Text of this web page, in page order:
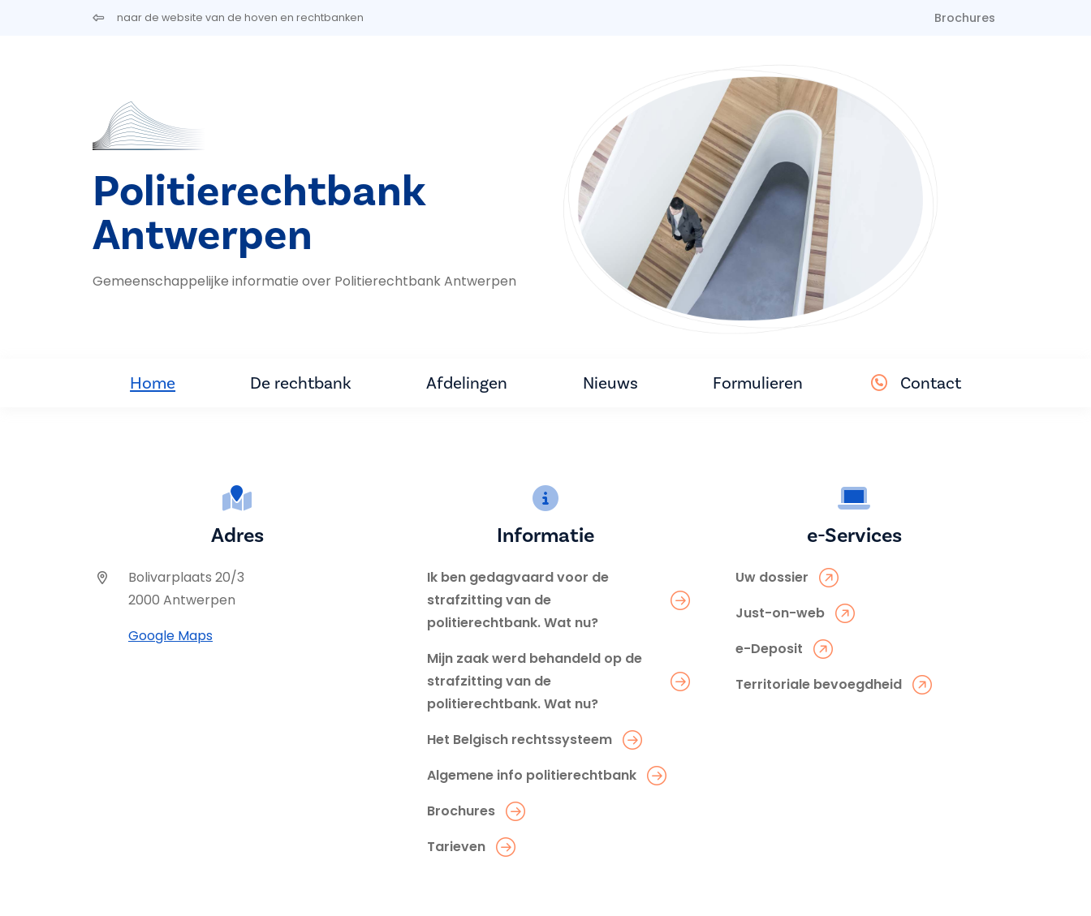
Overslaan en naar de inhoud gaannaar de website van de hoven en rechtbanken Brochures
Politierechtbank
Antwerpen
Gemeenschappelijke informatie over Politierechtbank Antwerpen
Home De rechtbank Afdelingen Nieuws Formulieren Contact
Adres
Bolivarplaats 20/3
2000 Antwerpen
Google Maps
Informatie
Ik ben gedagvaard voor de
strafzitting van de
politierechtbank. Wat nu?
Mijn zaak werd behandeld op de
strafzitting van de
politierechtbank. Wat nu?
Het Belgisch rechtssysteem
Algemene info politierechtbank
Brochures
Tarieven
e-Services
Uw dossier
Just-on-web
e-Deposit
Territoriale bevoegdheid